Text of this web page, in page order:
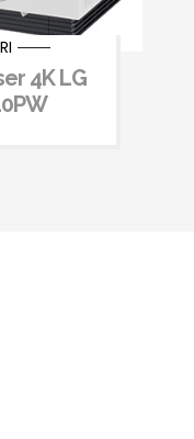
4K LG